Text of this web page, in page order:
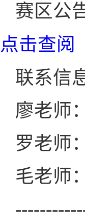
赛区公
点击查阅
联系信
廖老师：
罗老师：
毛老师：